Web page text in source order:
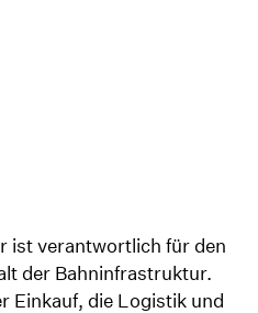
ist verantwortlich für den
der Bahninfrastruktur.
Einkauf, die Logistik und